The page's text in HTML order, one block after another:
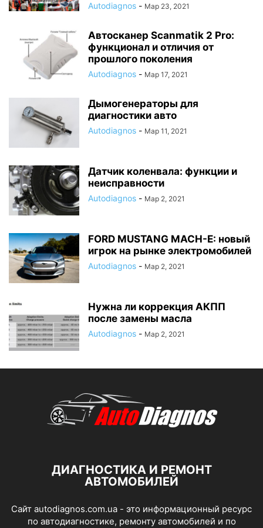
Autodiagnos - Мар 23, 2021
Автосканер Scanmatik 2 Pro:
функционал и отличия от
прошлого поколения
Autodiagnos - Мар 17, 2021
Дымогенераторы для
диагностики авто
Autodiagnos - Мар 11, 2021
Датчик коленвала: функции и
неисправности
Autodiagnos - Мар 2, 2021
FORD MUSTANG MACH-E: новый
игрок на рынке электромобилей
Autodiagnos - Мар 2, 2021
Нужна ли коррекция АКПП
после замены масла
Autodiagnos - Мар 2, 2021
ДИАГНОСТИКА И РЕМОНТ
АВТОМОБИЛЕЙ
Сайт autodiagnos.com.ua - это информационный ресурс
по автодиагностике, ремонту автомобилей и по